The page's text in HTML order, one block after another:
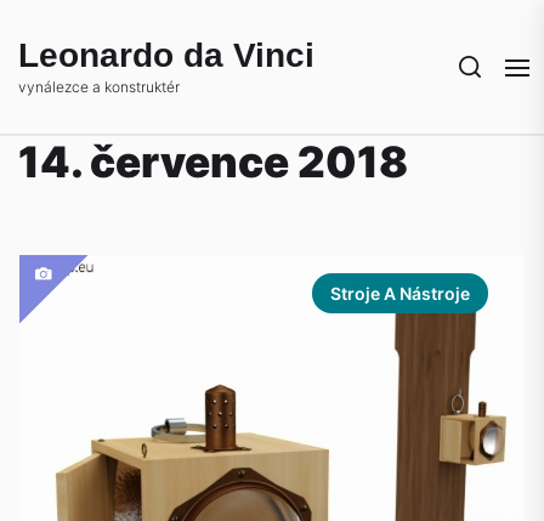
theLeonardo da Vinci
vynálezce a konstruktér
14. července 2018
Stroje A Nástroje